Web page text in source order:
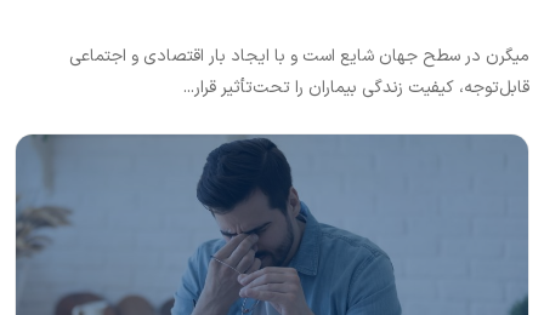
میگرن در سطح جهان شایع است و با ایجاد بار اقتصادی و اجتماعی
قابل‌توجه، کیفیت زندگی بیماران را تحت‌تأثیر قرار...